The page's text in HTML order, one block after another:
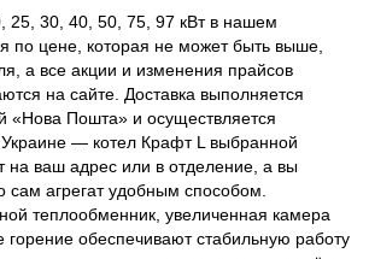
25, 30, 40, 50, 75, 97 кВт в нашем
по цене, которая не может быть выше,
а все акции и изменения прайсов
на сайте. Доставка выполняется
«Нова Пошта» и осуществляется
— котел Крафт L выбранной
на ваш адрес или в отделение, а вы
сам агрегат удобным способом.
теплообменник, увеличенная камера
горение обеспечивают стабильную работу